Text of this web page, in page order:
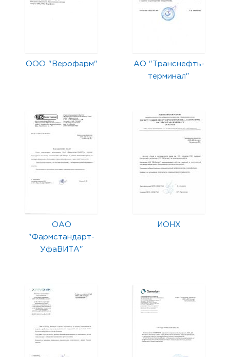
ООО "Верофарм"
АО "Транснефть-
терминал"
ОАО
"Фармстандарт-
УфаВИТА"
ИОНХ